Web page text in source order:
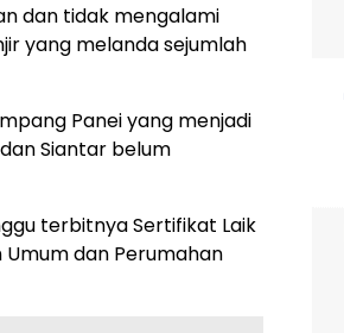
dan tidak mengalami
yang melanda sejumlah
Panei yang menjadi
Siantar belum
terbitnya Sertifikat Laik
dan Perumahan